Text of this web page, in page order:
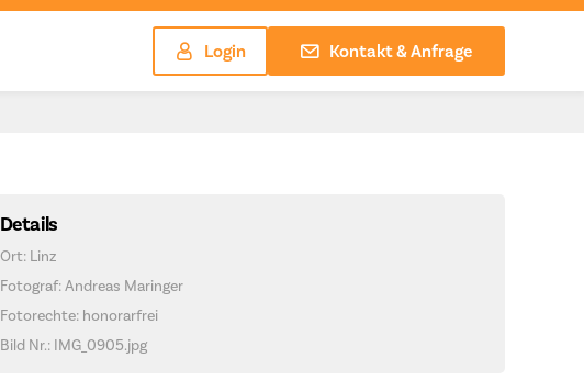
Login Kontakt & Anfrage
Details
Ort: Linz
Fotograf: Andreas Maringer
Fotorechte: honorarfrei
Bild Nr.: IMG_0905.jpg